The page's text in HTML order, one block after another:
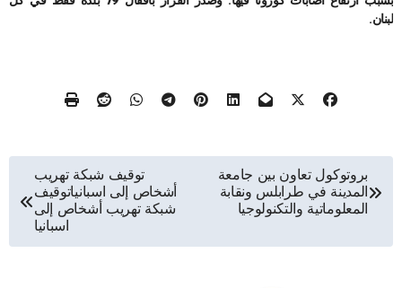
لبنان.
تصفّح
المقالات
بروتوكول تعاون بين جامعة
المدينة في طرابلس ونقابة
المعلوماتية والتكنولوجيا
توقيف شبكة تهريب
أشخاص إلى اسبانياتوقيف
شبكة تهريب أشخاص إلى
اسبانيا